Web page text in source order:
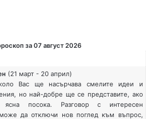
за07 август 2026
(21 март - 20 април)
Вас ще насърчава смелите идеи и
но най-добре ще се представите, ако
посока. Разговор с интересен
да отключи нов поглед към въпрос,